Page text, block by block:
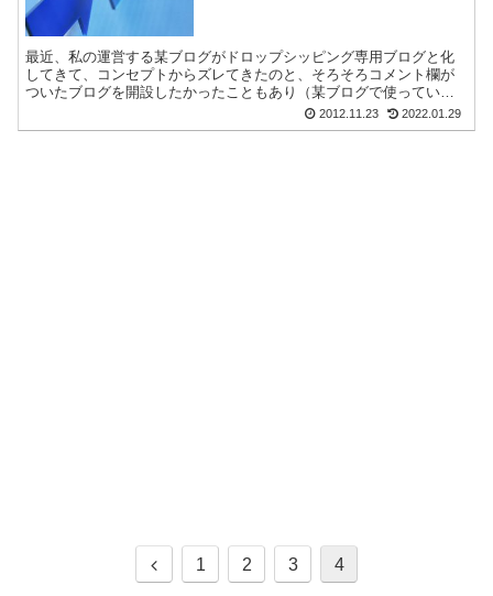
最近、私の運営する某ブログがドロップシッピング専用ブログと化
してきて、コンセプトからズレてきたのと、そろそろコメント欄が
ついたブログを開設したかったこともあり（某ブログで使っている
テンプレはコメント欄設置方法がややこしい）、ドロップシッピ
ン...
2012.11.23 2022.01.29
前
1 2 3 4